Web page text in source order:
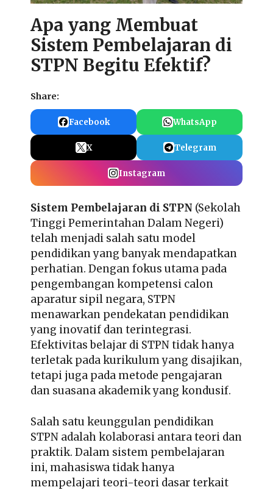
Apa yang Membuat
Sistem Pembelajaran di
STPN Begitu Efektif?
Share:
Facebook WhatsApp
X Telegram
Instagram
Sistem Pembelajaran di STPN (Sekolah
Tinggi Pemerintahan Dalam Negeri)
telah menjadi salah satu model
pendidikan yang banyak mendapatkan
perhatian. Dengan fokus utama pada
pengembangan kompetensi calon
aparatur sipil negara, STPN
menawarkan pendekatan pendidikan
yang inovatif dan terintegrasi.
Efektivitas belajar di STPN tidak hanya
terletak pada kurikulum yang disajikan,
tetapi juga pada metode pengajaran
dan suasana akademik yang kondusif.
Salah satu keunggulan pendidikan
STPN adalah kolaborasi antara teori dan
praktik. Dalam sistem pembelajaran
ini, mahasiswa tidak hanya
mempelajari teori-teori dasar terkait